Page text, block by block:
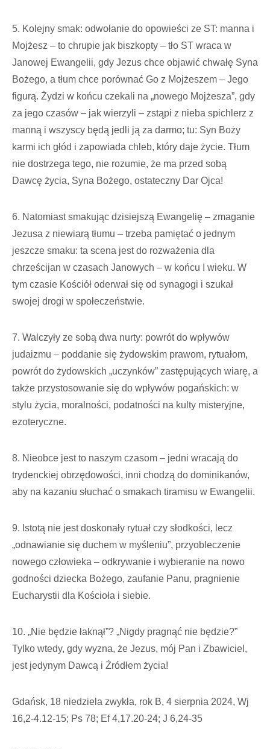
5. Kolejny smak: odwołanie do opowieści ze ST: manna i
Mojżesz – to chrupie jak biszkopty – tło ST wraca w
Janowej Ewangelii, gdy Jezus chce objawić chwałę Syna
Bożego, a tłum chce porównać Go z Mojżeszem – Jego
figurą. Żydzi w końcu czekali na „nowego Mojżesza”, gdy
za jego czasów – jak wierzyli – zstąpi z nieba spichlerz z
manną i wszyscy będą jedli ją za darmo; tu: Syn Boży
karmi ich głód i zapowiada chleb, który daje życie. Tłum
nie dostrzega tego, nie rozumie, że ma przed sobą
Dawcę życia, Syna Bożego, ostateczny Dar Ojca!
6. Natomiast smakując dzisiejszą Ewangelię – zmaganie
Jezusa z niewiarą tłumu – trzeba pamiętać o jednym
jeszcze smaku: ta scena jest do rozważenia dla
chrześcijan w czasach Janowych – w końcu I wieku. W
tym czasie Kościół oderwał się od synagogi i szukał
swojej drogi w społeczeństwie.
7. Walczyły ze sobą dwa nurty: powrót do wpływów
judaizmu – poddanie się żydowskim prawom, rytuałom,
powrót do żydowskich „uczynków” zastępujących wiarę, a
także przystosowanie się do wpływów pogańskich: w
stylu życia, moralności, podatności na kulty misteryjne,
ezoteryczne.
8. Nieobce jest to naszym czasom – jedni wracają do
trydenckiej obrzędowości, inni chodzą do dominikanów,
aby na kazaniu słuchać o smakach tiramisu w Ewangelii.
9. Istotą nie jest doskonały rytuał czy słodkości, lecz
„odnawianie się duchem w myśleniu”, przyobleczenie
nowego człowieka – odkrywanie i wybieranie na nowo
godności dziecka Bożego, zaufanie Panu, pragnienie
Eucharystii dla Kościoła i siebie.
10. „Nie będzie łaknął”? „Nigdy pragnąć nie będzie?”
Tylko wtedy, gdy wyzna, że Jezus, mój Pan i Zbawiciel,
jest jedynym Dawcą i Źródłem życia!
Gdańsk, 18 niedziela zwykła, rok B, 4 sierpnia 2024, Wj
16,2-4.12-15; Ps 78; Ef 4,17.20-24; J 6,24-35